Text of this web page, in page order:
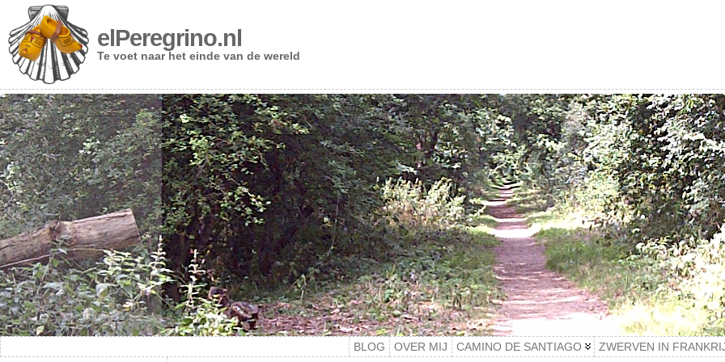
elPeregrino.nl
Te voet naar het einde van de wereld
BLOG OVER MIJ CAMINO DE SANTIAGO ZWERVEN IN